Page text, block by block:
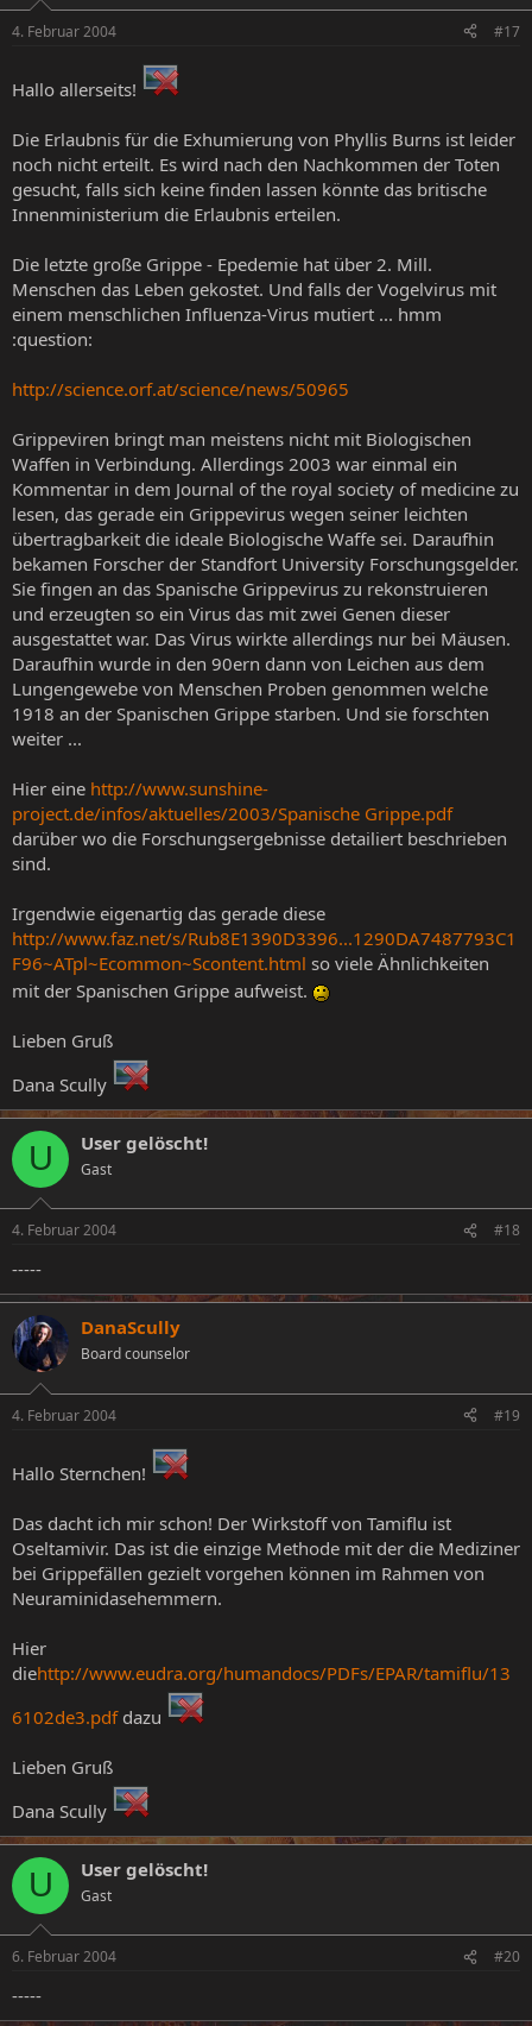
4. Februar 2004 #17
Hallo allerseits!
Die Erlaubnis für die Exhumierung von Phyllis Burns ist leider
noch nicht erteilt. Es wird nach den Nachkommen der Toten
gesucht, falls sich keine finden lassen könnte das britische
Innenministerium die Erlaubnis erteilen.
Die letzte große Grippe - Epedemie hat über 2. Mill.
Menschen das Leben gekostet. Und falls der Vogelvirus mit
einem menschlichen Influenza-Virus mutiert ... hmm
:question:
http://science.orf.at/science/news/50965
Grippeviren bringt man meistens nicht mit Biologischen
Waffen in Verbindung. Allerdings 2003 war einmal ein
Kommentar in dem Journal of the royal society of medicine zu
lesen, das gerade ein Grippevirus wegen seiner leichten
übertragbarkeit die ideale Biologische Waffe sei. Daraufhin
bekamen Forscher der Standfort University Forschungsgelder.
Sie fingen an das Spanische Grippevirus zu rekonstruieren
und erzeugten so ein Virus das mit zwei Genen dieser
ausgestattet war. Das Virus wirkte allerdings nur bei Mäusen.
Daraufhin wurde in den 90ern dann von Leichen aus dem
Lungengewebe von Menschen Proben genommen welche
1918 an der Spanischen Grippe starben. Und sie forschten
weiter ...
Hier eine http://www.sunshine-
project.de/infos/aktuelles/2003/Spanische Grippe.pdf
darüber wo die Forschungsergebnisse detailiert beschrieben
sind.
Irgendwie eigenartig das gerade diese
http://www.faz.net/s/Rub8E1390D3396...1290DA7487793C1
F96~ATpl~Ecommon~Scontent.html so viele Ähnlichkeiten
mit der Spanischen Grippe aufweist.
Lieben Gruß
Dana Scully
U User gelöscht!
Gast
4. Februar 2004 #18
-----
DanaScully
Board counselor
4. Februar 2004 #19
Hallo Sternchen!
Das dacht ich mir schon! Der Wirkstoff von Tamiflu ist
Oseltamivir. Das ist die einzige Methode mit der die Mediziner
bei Grippefällen gezielt vorgehen können im Rahmen von
Neuraminidasehemmern.
Hier
diehttp://www.eudra.org/humandocs/PDFs/EPAR/tamiflu/13
6102de3.pdfdazu
Lieben Gruß
Dana Scully
U User gelöscht!
Gast
6. Februar 2004 #20
-----